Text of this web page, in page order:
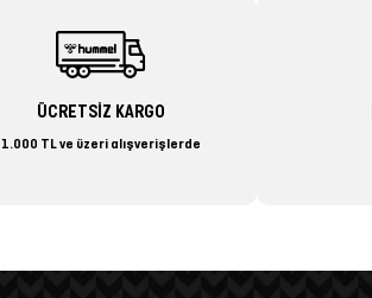
ÜCRETSİZ KARGO
1.000 TL ve üzeri alışverişlerde